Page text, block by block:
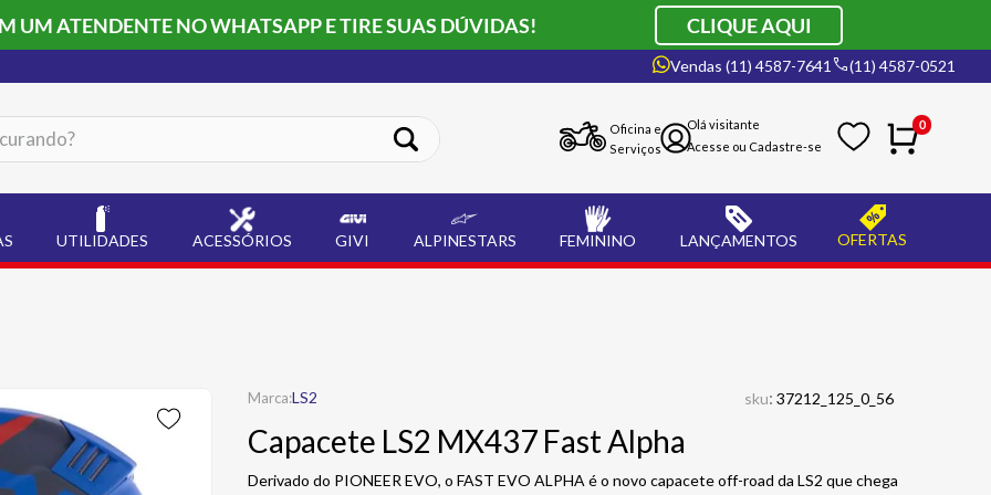
UM ATENDENTE NO WHATSAPP E TIRE SUAS DÚVIDAS! CLIQUE AQUI
Vendas (11) 4587-7641 (11) 4587-0521
Oficina e
Serviços
0
UTILIDADES ACESSÓRIOS GIVI ALPINESTARS FEMININO LANÇAMENTOS OFERTAS
LS2 sku: 37212_125_0_56
Capacete LS2 MX437 Fast Alpha
Derivado do PIONEER EVO, o FAST EVO ALPHA é o novo capacete off-road da LS2 que chega